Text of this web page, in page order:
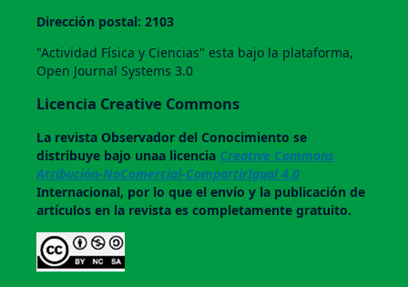
Dirección postal: 2103
"Actividad Física y Ciencias" esta bajo la plataforma,
Open Journal Systems 3.0
Licencia Creative Commons
La revistaObservador del Conocimiento se
distribuye bajo unaa licencia Creative Commons
Atribución-NoComercial-CompartirIgual 4.0
Internacional, por lo que el envío y la publicación de
artículos en la revista es completamente gratuito.